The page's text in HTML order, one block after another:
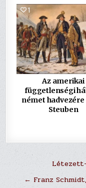
1
Az amerikai
függetlenségi
német hadvezére
Steuben
Bejegyzés
navigáció
← Franz